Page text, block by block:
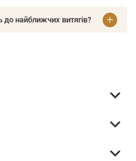
до найближчих витягів?